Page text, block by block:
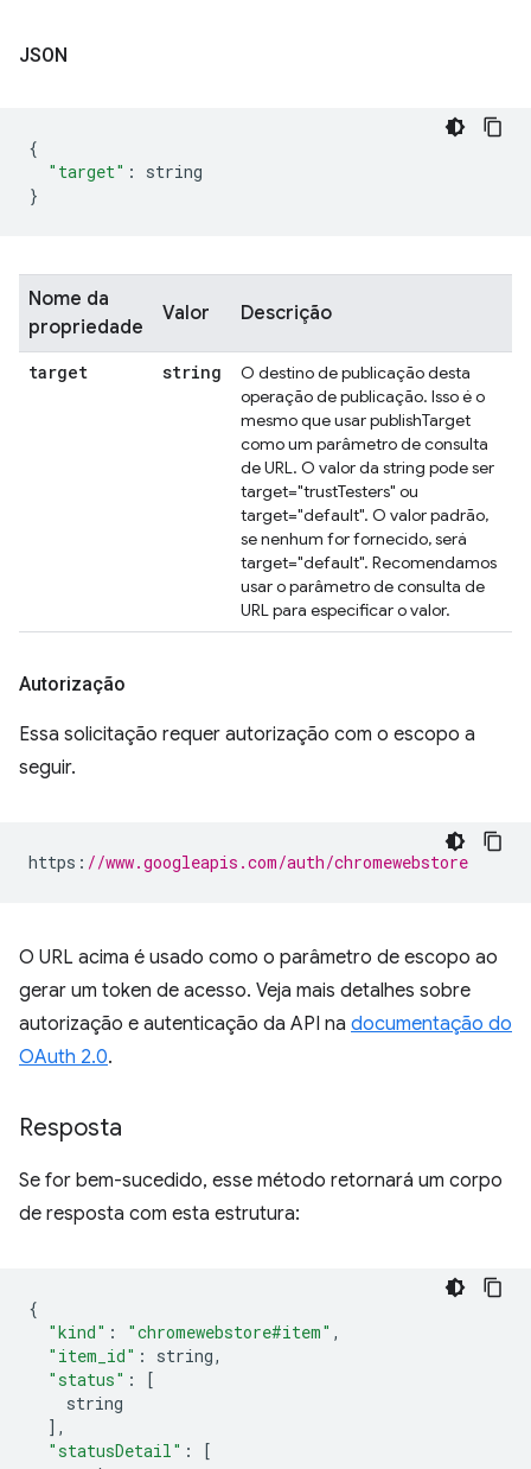
JSON
{
"target" :
string
}
Nome da
propriedade
Valor Descrição
target string
O destino de publicação desta
operação de publicação. Isso é o
mesmo que usar publishTarget
como um parâmetro de consulta
de URL. O valor da string pode ser
target="trustTesters" ou
target="default". O valor padrão,
se nenhum for fornecido, será
target="default". Recomendamos
usar o parâmetro de consulta de
URL para especificar o valor.
Autorização
Essa solicitação requer autorização com o escopo a
seguir.
https : //www.googleapis.com/auth/chromewebstore
O URL acima é usado como o parâmetro de escopo ao
gerar um token de acesso. Veja mais detalhes sobre
autorização e autenticação da API na documentação do
OAuth 2.0.
Resposta
Se for bem-sucedido, esse método retornará um corpo
de resposta com esta estrutura:
{
"kind" : "chromewebstore#item" ,
"item_id" : string,
"status" :
[
string
],
"statusDetail" :
[